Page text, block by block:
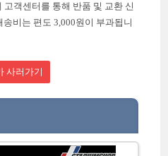
객센터를 통해 반품 및 교환 신
비는 편도 3,000원이 부과됩니
사러가기